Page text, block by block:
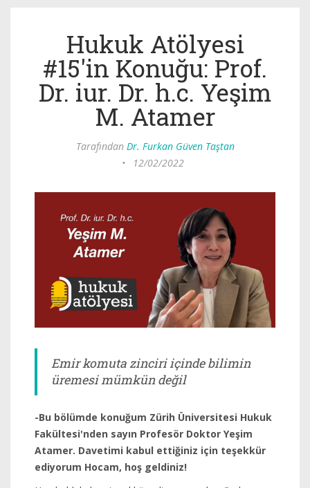
Hukuk Atölyesi
#15'in Konuğu: Prof.
Dr. iur. Dr. h.c. Yeşim
M. Atamer
Tarafından Dr. Furkan Güven Taştan
•
12/02/2022
Emir komuta zinciri içinde bilimin
üremesi mümkün değil
-Bu bölümde konuğum Zürih Üniversitesi Hukuk
Fakültesi'nden sayın Profesör Doktor Yeşim
Atamer. Davetimi kabul ettiğiniz için teşekkür
ediyorum Hocam, hoş geldiniz!